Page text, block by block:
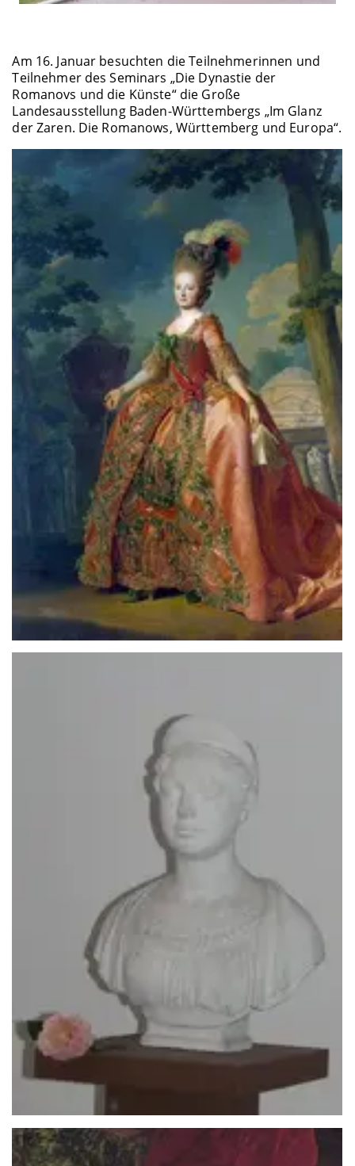
Am 16. Januar besuchten die Teilnehmerinnen und
Teilnehmer des Seminars „Die Dynastie der
Romanovs und die Künste“ die Große
Landesausstellung Baden-Württembergs „Im Glanz
der Zaren. Die Romanows, Württemberg und Europa“.